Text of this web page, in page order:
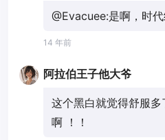
@Evacuee:是啊，时
14 年前
阿拉伯王子他大爷
这个黑白就觉得舒服
啊 ！！